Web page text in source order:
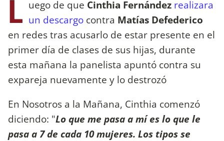
L uego de que Cinthia Fernández realizara
un descargo contra Matías Defederico
en redes tras acusarlo de estar presente en el
primer día de clases de sus hijas, durante
esta mañana la panelista apuntó contra su
expareja nuevamente y lo destrozó
En Nosotros a la Mañana, Cinthia comenzó
diciendo: "Lo que me pasa a mí es lo que le
pasa a 7 de cada 10 mujeres. Los tipos se